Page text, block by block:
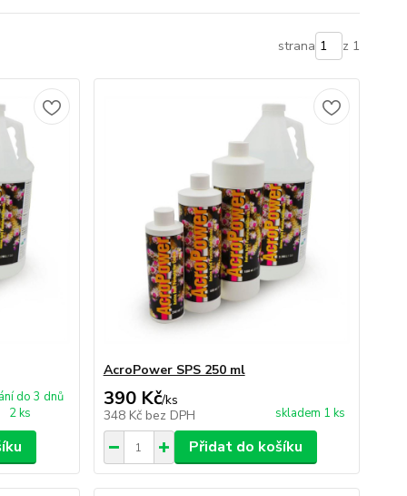
strana z 1
do 3 dnů
2 ks
AcroPower SPS 250 ml
390 Kč/ks
348 Kč bez DPH skladem 1 ks
Přidat do košíku